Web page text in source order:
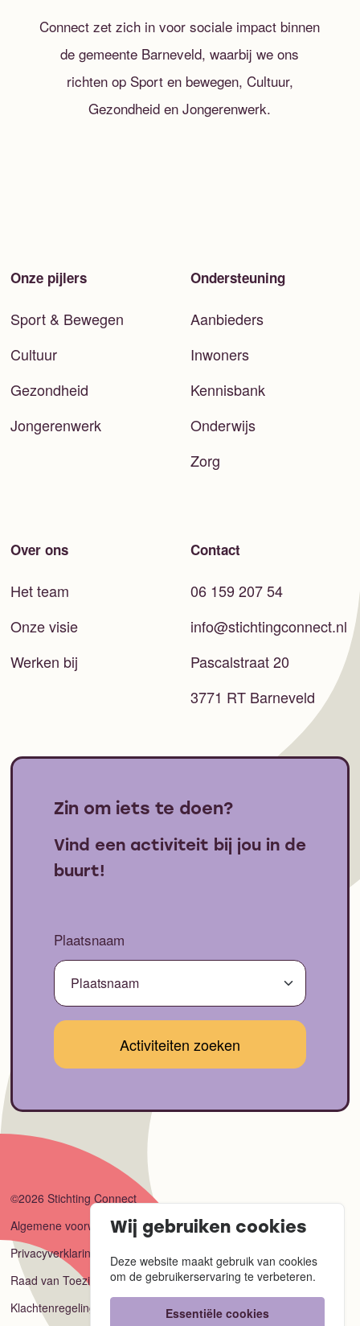
Connect zet zich in voor sociale impact binnen
de gemeente Barneveld, waarbij we ons
richten op Sport en bewegen, Cultuur,
Gezondheid en Jongerenwerk.
Onze pijlers
Sport & Bewegen
Cultuur
Gezondheid
Jongerenwerk
Ondersteuning
Aanbieders
Inwoners
Kennisbank
Onderwijs
Zorg
Over ons
Het team
Onze visie
Werken bij
Contact
06 159 207 54
info@stichtingconnect.nl
Pascalstraat 20
3771 RT Barneveld
Zin om iets te doen?
Vind een activiteit bij jou in de
buurt!
Plaatsnaam
©2026 Stichting Connect
Algemene voorwaarden
Privacyverklaring
Raad van Toezicht
Klachtenregeling
Wij gebruiken cookies
Deze website maakt gebruik van cookies
om de gebruikerservaring te verbeteren.
Essentiële cookies